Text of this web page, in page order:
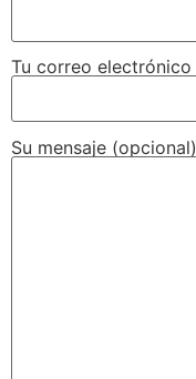
Tu correo electrónico
Su mensaje (opcional)